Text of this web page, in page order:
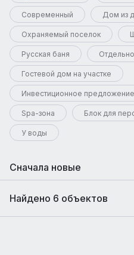
Современный Дом из
Охраняемый поселок
Русская баня
Гостевой дом на участке
Инвестиционное предложение
Spa-зона Блок для
У воды
Сначала новые
Найдено 6 объектов